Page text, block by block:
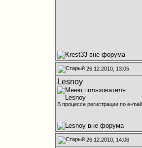
26.12.2010, 13:05
Lesnoy
В процессе регистрации по e-mail
26.12.2010, 14:06